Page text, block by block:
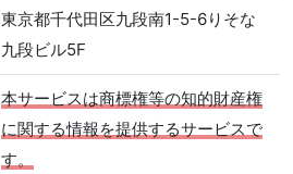
東京都千代田区九段南1-5-6りそな
九段ビル5F
本サービスは商標権等の知的財産権
に関する情報を提供するサービスで
す。